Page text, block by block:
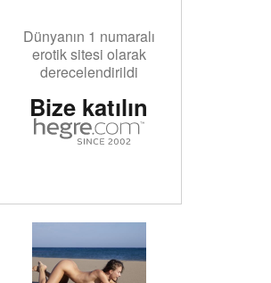
Dünyanın 1 numaralı
erotik sitesi olarak
derecelendirildi
Bize katılın